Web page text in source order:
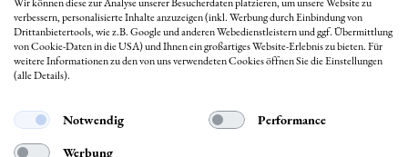
Wo trinkt man welches Bier?
Hinweise
verbessern, personalisierte Inhalte anzuzeigen (inkl. Werbung durch Einbindung von
Drittanbietertools, wie z.B. Google und anderen Webedienstleistern und ggf. Übermittlung
von Cookie-Daten in die USA) und Ihnen ein großartiges Website-Erlebnis zu bieten. Für
weitere Informationen zu den von uns verwendeten Cookies öffnen Sie die Einstellungen
(alle Details).
Notwendig
Performance
Werbung